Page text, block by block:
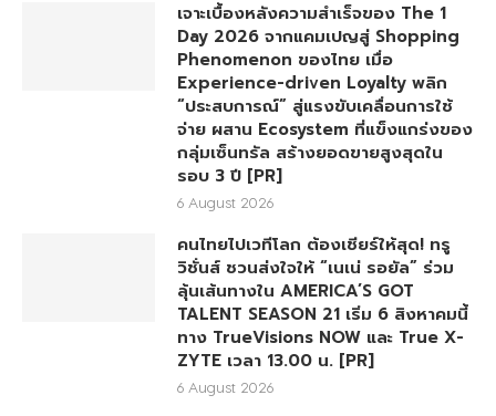
เจาะเบื้องหลังความสำเร็จของ The 1
Day 2026 จากแคมเปญสู่ Shopping
Phenomenon ของไทย เมื่อ
Experience-driven Loyalty พลิก
“ประสบการณ์” สู่แรงขับเคลื่อนการใช้
จ่าย ผสาน Ecosystem ที่แข็งแกร่งของ
กลุ่มเซ็นทรัล สร้างยอดขายสูงสุดใน
รอบ 3 ปี [PR]
6 August 2026
คนไทยไปเวทีโลก ต้องเชียร์ให้สุด! ทรู
วิชั่นส์ ชวนส่งใจให้ “เนเน่ รอยัล” ร่วม
ลุ้นเส้นทางใน AMERICA’S GOT
TALENT SEASON 21 เริ่ม 6 สิงหาคมนี้
ทาง TrueVisions NOW และ True X-
ZYTE เวลา 13.00 น. [PR]
6 August 2026